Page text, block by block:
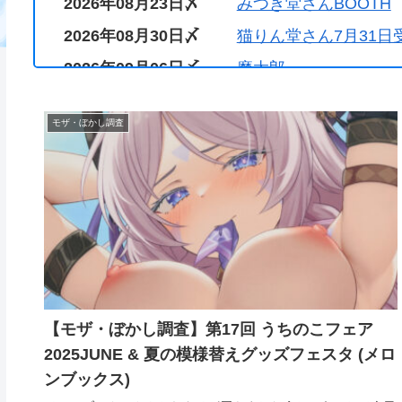
2026年08月30日〆
猫りん堂さん7月31日
2026年09月06日〆
魔太郎
モザ・ぼかし調査
【モザ・ぼかし調査】第17回 うちのこフェア
2025JUNE & 夏の模様替えグッズフェスタ (メロ
ンブックス)